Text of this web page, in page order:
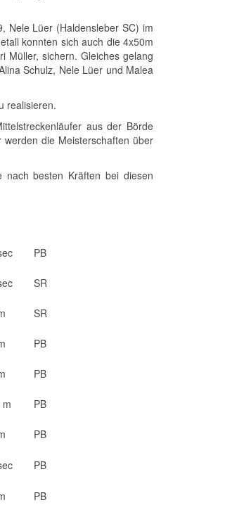
Nele Lüer (Haldensleber SC) im
konnten sich auch die 4x50m
Müller, sichern. Gleiches gelang
Schulz, Nele Lüer und Malea
realisieren.
aus der Börde
die Meisterschaften über
nach besten Kräften bei diesen
PB
SR
SR
PB
PB
PB
PB
PB
PB